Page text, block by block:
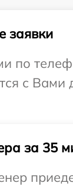
заявки
по
с Вами
за 35